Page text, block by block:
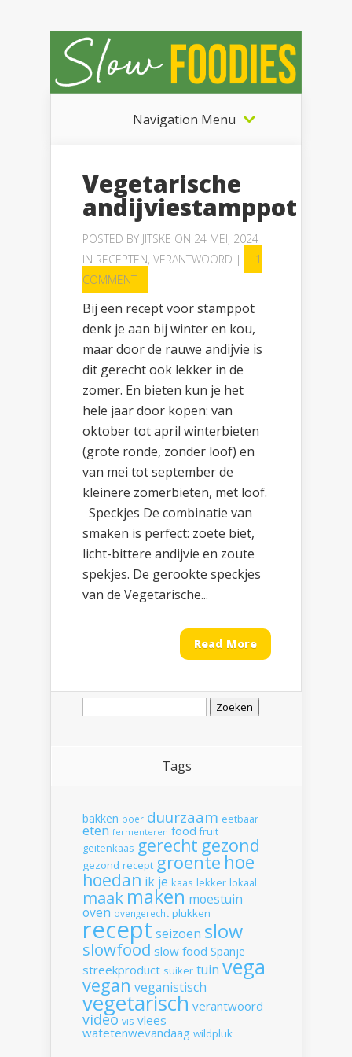
Navigation Menu
Vegetarische
andijviestamppot
POSTED BY JITSKE ON 24 MEI, 2024
IN RECEPTEN, VERANTWOORD |
1
COMMENT
Bij een recept voor stamppot
denk je aan bij winter en kou,
maar door de rauwe andijvie is
dit gerecht ook lekker in de
zomer. En bieten kun je het
hele jaar door kopen: van
oktober tot april winterbieten
(grote ronde, zonder loof) en
van mei tot september de
kleinere zomerbieten, met loof.
Speckjes De combinatie van
smaken is perfect: zoete biet,
licht-bittere andijvie en zoute
spekjes. De gerookte speckjes
van de Vegetarische...
Read More
Zoeken
Tags
bakken boer duurzaam eetbaar
eten fermenteren food fruit
geitenkaas gerecht gezond
gezond recept groente hoe
hoedan ik je kaas lekker lokaal
maak maken moestuin
oven ovengerecht plukken
recept seizoen slow
slowfood slow food Spanje
streekproduct suiker tuin vega
vegan veganistisch
vegetarisch verantwoord
video vis vlees
watetenwevandaag wildpluk